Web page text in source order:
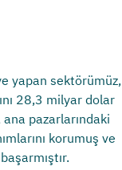
yapan sektörümüz,
28,3 milyar dolar
pazarlarındaki
korumuş ve